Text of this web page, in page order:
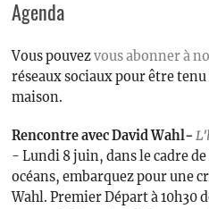
Agenda & actualités
La maison
Connexion
Agenda
Vous pouvezvous abonner à
réseaux sociaux pour être
maison.
Rencontre avec David Wahl-
- Lundi 8 juin, dans le cadre
océans, embarquez pour une
Wahl. Premier Départ à 10h30